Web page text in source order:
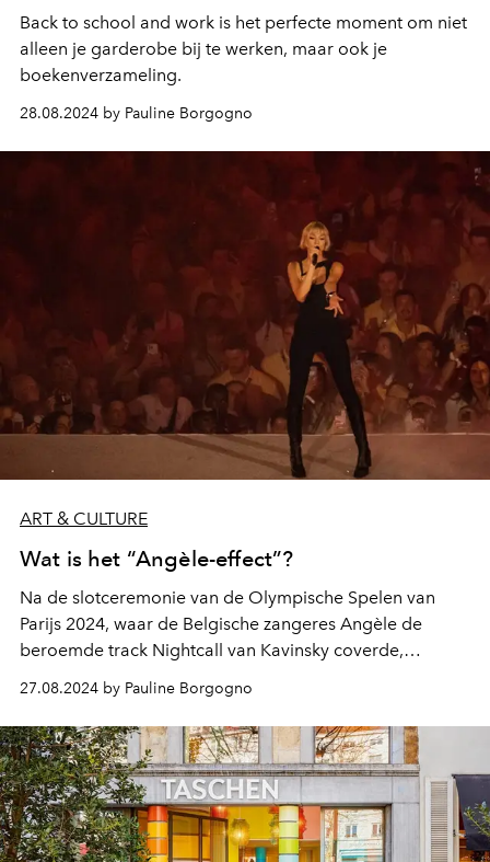
Back to school and work is het perfecte moment om niet
alleen je garderobe bij te werken, maar ook je
boekenverzameling.
28.08.2024 by Pauline Borgogno
ART & CULTURE
Wat is het “Angèle-effect”?
Na de slotceremonie van de Olympische Spelen van
Parijs 2024, waar de Belgische zangeres Angèle de
beroemde track Nightcall van Kavinsky coverde,
“Angèle-effect”.
27.08.2024 by Pauline Borgogno